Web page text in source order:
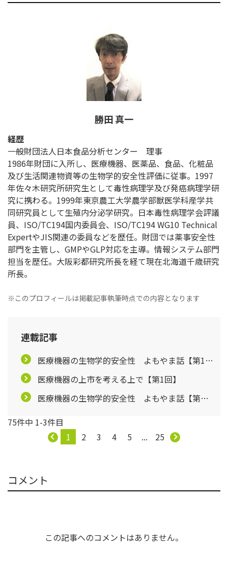
勝田 真一
経歴
一般財団法人日本食品分析センター 理事
1986年財団に入所し、医療機器、医薬品、食品、化粧品
及び生活関連物資等の生物学的安全性評価に従事。1997
年佐々木研究所研究生として毒性病理学及び発癌病理学研
究に携わる。1999年東京農工大学農学部獣医学科産学共
同研究員として生殖内分泌学研究。日本毒性病理学会評議
員、ISO/TC194国内委員会、ISO/TC194 WG10 Technical
ExpertやJIS関連の委員などを歴任。財団では薬事安全性
部門を主管し、GMPやGLP対応を主導。情報システム部門
担当を歴任。大阪彩都研究所長を経て現在北海道千歳研究
所長。
※このプロフィールは掲載記事執筆時点での内容となります
連載記事
医療機器の生物学的安全性 よもやま話【第1
回】
医療機器の上市を考える上で【第1回】
医療機器の生物学的安全性 よもやま話【第２
75件中 1-3件目
1
2 3 4 5 ... 25
コメント
この記事へのコメントはありません。